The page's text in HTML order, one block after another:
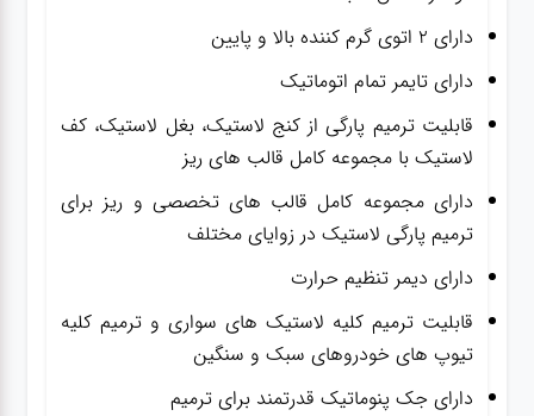
دارای ۲ اتوی گرم کننده بالا و پایین
دارای تایمر تمام اتوماتیک
قابلیت ترمیم پارگی از کنج لاستیک، بغل لاستیک، کف
لاستیک با مجموعه کامل قالب های ریز
دارای مجموعه کامل قالب های تخصصی و ریز برای
ترمیم پارگی لاستیک در زوایای مختلف
دارای دیمر تنظیم حرارت
قابلیت ترمیم کلیه لاستیک های سواری و ترمیم کلیه
تیوپ های خودروهای سبک و سنگین
دارای جک پنوماتیک قدرتمند برای ترمیم